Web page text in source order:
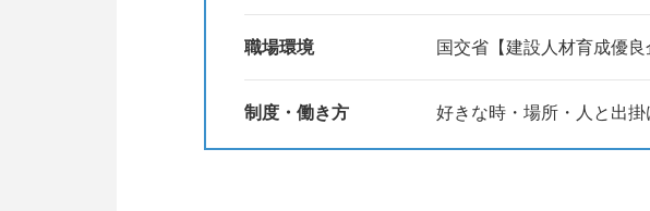
――――――――――――――――
【第2位：最新スマートフォン貸与】
仕事だけでなく、プライベートでも利用可能です。
職場環境 国交省【建設人材育成優
制度・働き方 好きな時・場所・人と出